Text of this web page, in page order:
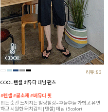
리뷰:83
COOL 텐셀 버뮤다 데님 팬츠
#텐셀 #쿨소재 #버뮤다 핏
입는 순간 느껴지는 찰랑찰랑~후들후들 가볍고 유연
하고 시원한 터치감의 [텐셀] 데님 (5color)